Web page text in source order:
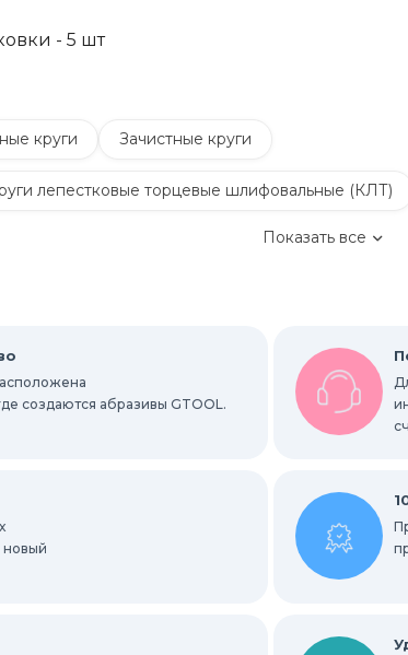
- 5 шт
круги Зачистные круги
лепестковые торцевые шлифовальные (КЛТ)
круги
абразивные ленты
Радиальные шлифовальные круги
круги
Показать все
создаются абразивы GTOOL.
новый